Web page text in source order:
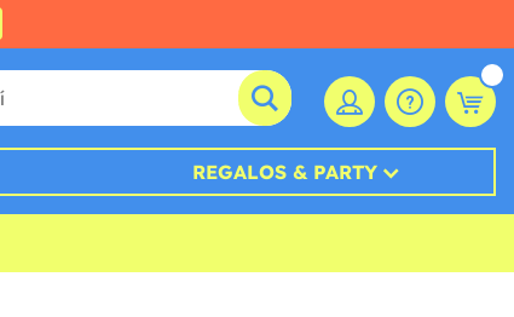
REGALOS & PARTY